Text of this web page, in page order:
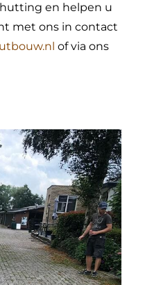
en helpen u
met ons in contact
of via ons